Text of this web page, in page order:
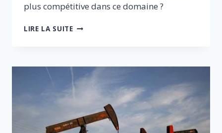
plus compétitive dans ce domaine ?
LIRE LA SUITECOMMENT
FOSSILES
ET
RÉDUIRE
:
POUR